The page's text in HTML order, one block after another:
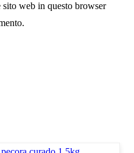
web in questo browser